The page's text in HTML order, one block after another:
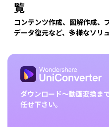
覧
コンテンツ作成、図解作成、
データ復元など、多様なソリ
ダウンロード～動画変換ま
任せ下さい。